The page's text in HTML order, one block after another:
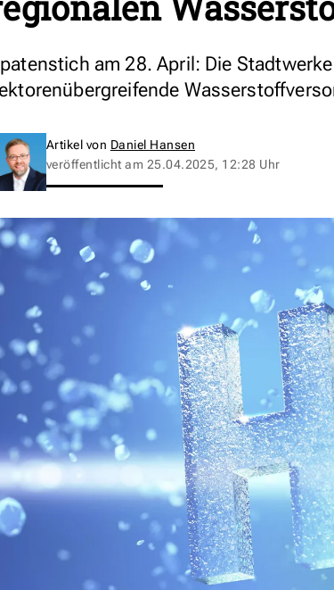
am 28. April: Die
Artikel von Daniel Hansen
veröffentlicht am 25.04.2025, 12:28 Uhr